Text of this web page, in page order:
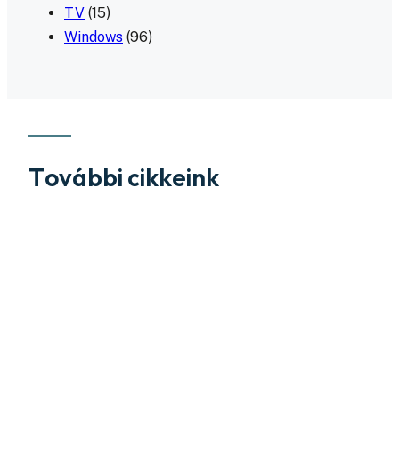
TV (15)
Windows (96)
További cikkeink